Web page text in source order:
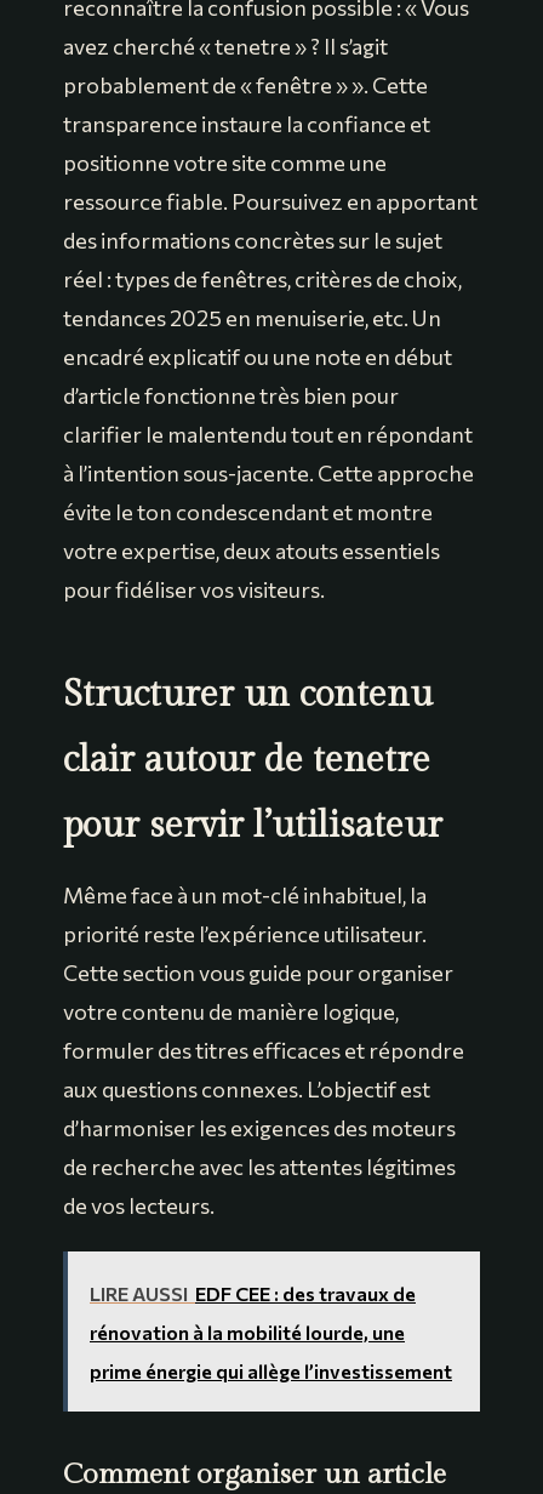
reconnaître la confusion possible : « Vous
avez cherché « tenetre » ? Il s’agit
probablement de « fenêtre » ». Cette
transparence instaure la confiance et
positionne votre site comme une
ressource fiable. Poursuivez en apportant
des informations concrètes sur le sujet
réel : types de fenêtres, critères de choix,
tendances 2025 en menuiserie, etc. Un
encadré explicatif ou une note en début
d’article fonctionne très bien pour
clarifier le malentendu tout en répondant
à l’intention sous-jacente. Cette approche
évite le ton condescendant et montre
votre expertise, deux atouts essentiels
pour fidéliser vos visiteurs.
Structurer un contenu
clair autour de tenetre
pour servir l’utilisateur
Même face à un mot-clé inhabituel, la
priorité reste l’expérience utilisateur.
Cette section vous guide pour organiser
votre contenu de manière logique,
formuler des titres efficaces et répondre
aux questions connexes. L’objectif est
d’harmoniser les exigences des moteurs
de recherche avec les attentes légitimes
de vos lecteurs.
LIRE AUSSI EDF CEE : des travaux de
rénovation à la mobilité lourde, une
prime énergie qui allège l’investissement
Comment organiser un article